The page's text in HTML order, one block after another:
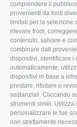
comprendere il
provenienti da fonti
limitati per la selezione
rilevare frodi,
contenuto, salvare e
combinare dati
dispositivi, identificare i
automaticamente,
dispositivi in base a
prestare, rifiutare o
sostanziali. Cliccando
strumenti simili. Utilizza
personalizzare le tue
non strettamente
Uffici della Sede
provinciale
Le Sedi di Zona
Agricoltori S.r.l.
Whistleblowing
Confagricoltura
Agricoltori srl